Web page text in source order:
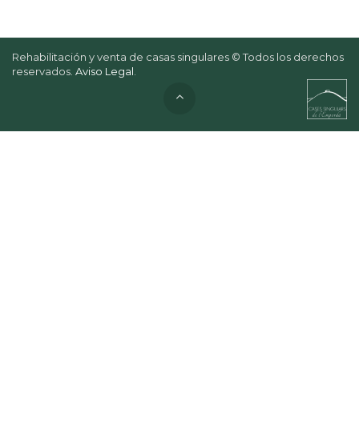
Rehabilitación y venta de casas singulares © Todos los derechos
reservados. Aviso Legal